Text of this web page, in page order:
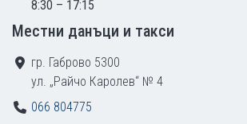
8:30 – 17:15
Местни данъци и такси
гр. Габрово 5300
ул. „Райчо Каролев“ № 4
066 804775